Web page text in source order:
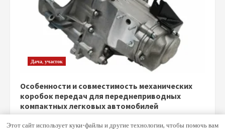
Дача, участок
Особенности и совместимость механических
коробок передач для переднеприводных
компактных легковых автомобилей
Этот сайт использует куки-файлы и другие технологии, чтобы помочь вам